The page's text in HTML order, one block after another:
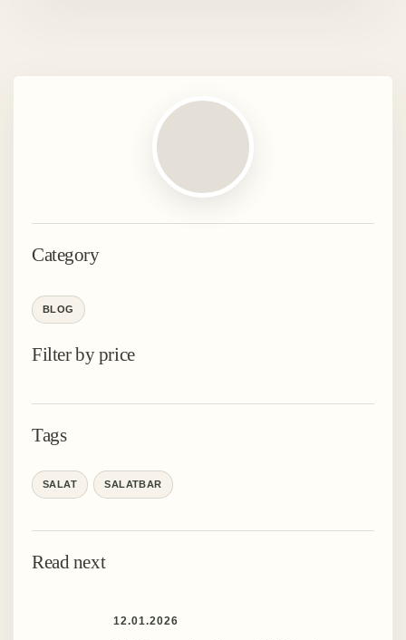
Category
BLOG
Filter by price
Tags
SALAT SALATBAR
Read next
12.01.2026